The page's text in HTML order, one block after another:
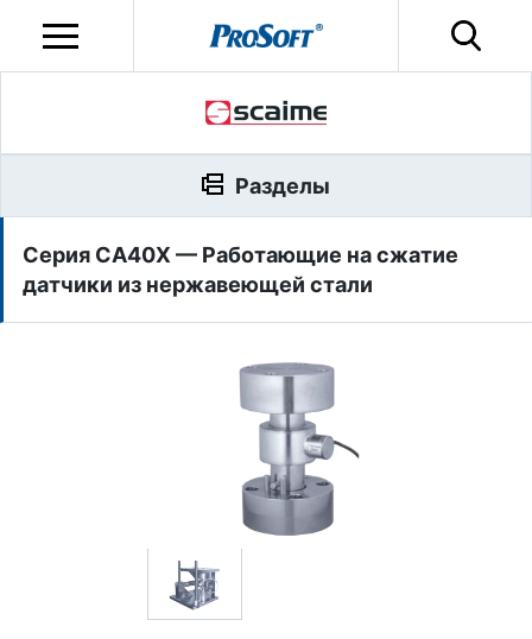
Серия CA40X — Работающие на сжатие
датчики из нержавеющей стали
Разделы